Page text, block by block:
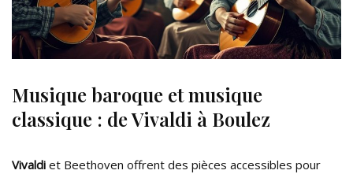
Musique baroque et musique
classique : de Vivaldi à Boulez
Vivaldi et Beethoven offrent des pièces accessibles pour